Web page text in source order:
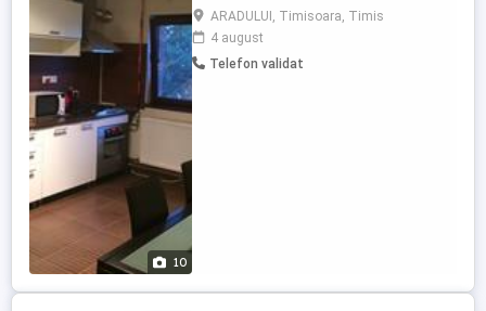
10
mobilat chiar vis a vis de IULLIUS TOWN.
Apartamentul este compartimentat astfel :
-hol, -bucătărie, -living, -Hol mic -baie, -
dormitor, -balcon. Confortul termic este
ARADULUI, Timisoara, Timis
4 august
Telefon validat